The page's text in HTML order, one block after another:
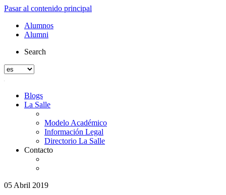
Pasar al contenido principal
Alumnos
Alumni
Search
Blogs
La Salle
Modelo Académico
Información Legal
Directorio La Salle
Contacto
05 Abril 2019